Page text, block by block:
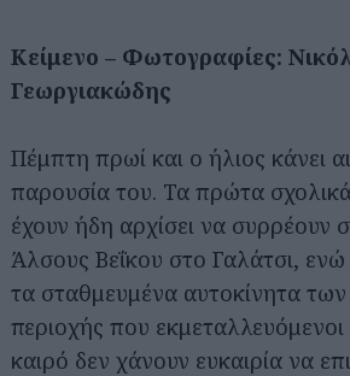
Κείμενο – Φωτογραφίες:
Γεωργιακώδης
Πέμπτη πρωί και ο ήλιος κάνει
παρουσία του. Τα πρώτα
έχουν ήδη αρχίσει να
Άλσους Βεΐκου στο Γαλάτσι, ενώ
τα σταθμευμένα αυτοκίνητα
περιοχής που εκμεταλλευόμενοι
καιρό δεν χάνουν ευκαιρία να